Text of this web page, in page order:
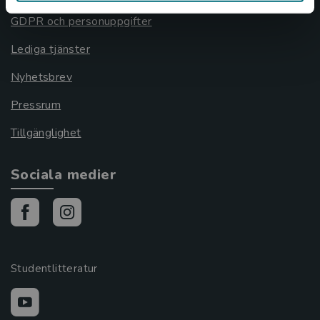
GDPR och personuppgifter
Lediga tjänster
Nyhetsbrev
Pressrum
Tillgänglighet
Sociala medier
Studentlitteratur